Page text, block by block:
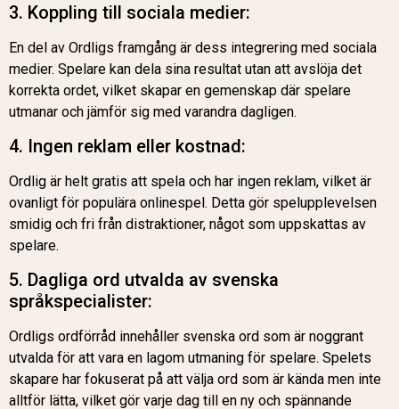
3. Koppling till sociala medier:
En del av Ordligs framgång är dess integrering med sociala
medier. Spelare kan dela sina resultat utan att avslöja det
korrekta ordet, vilket skapar en gemenskap där spelare
utmanar och jämför sig med varandra dagligen.
4. Ingen reklam eller kostnad:
Ordlig är helt gratis att spela och har ingen reklam, vilket är
ovanligt för populära onlinespel. Detta gör spelupplevelsen
smidig och fri från distraktioner, något som uppskattas av
spelare.
5. Dagliga ord utvalda av svenska
språkspecialister:
Ordligs ordförråd innehåller svenska ord som är noggrant
utvalda för att vara en lagom utmaning för spelare. Spelets
skapare har fokuserat på att välja ord som är kända men inte
alltför lätta, vilket gör varje dag till en ny och spännande